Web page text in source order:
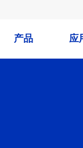
产品 应